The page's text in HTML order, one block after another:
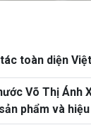
toàn diện
Võ Thị Ánh
phẩm và